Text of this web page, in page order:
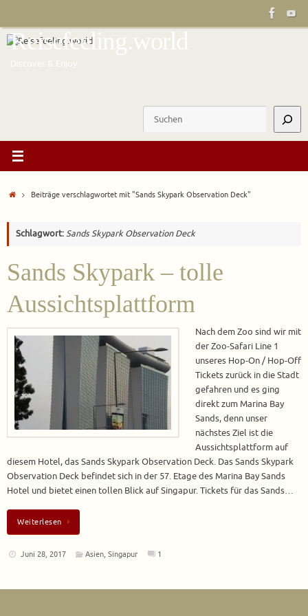
springen
Reisefeeling.world
Discover & Enjoy
StartBeiträge verschlagwortet mit "Sands Skypark Observation Deck"
Schlagwort:Sands Skypark Observation Deck
Sands Skypark – tolle
Aussichtsplattform
Nach dem Zoo sind wir mit
der Zoo-Safari Line 1
unseres Hop-On / Hop-Off
Tickets zurück in die Stadt
gefahren und es ging
direkt zum Marina Bay
Sands, denn unser
nächstes Ziel ist die
Aussichtsplattform auf
diesem Hotel, das Sands Skypark Observation Deck. Das Sands Skypark
Observation Deck befindet sich in der 57. Etage des Marina Bay Sands
Hotel und bietet einen tollen Blick auf Singapur. Tickets für das Sands…
Weiterlesen
Juni 28, 2017 Asien,Singapur 1